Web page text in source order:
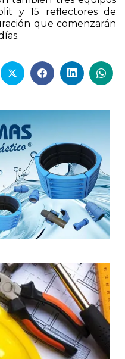
también tres equipos
y 15 reflectores de
que comenzarán